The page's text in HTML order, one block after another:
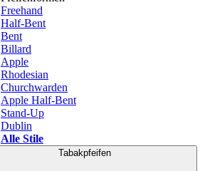
Freehand
Half-Bent
Bent
Billard
Apple
Rhodesian
Churchwarden
Apple Half-Bent
Stand-Up
Dublin
Alle Stile
Tabakpfeifen